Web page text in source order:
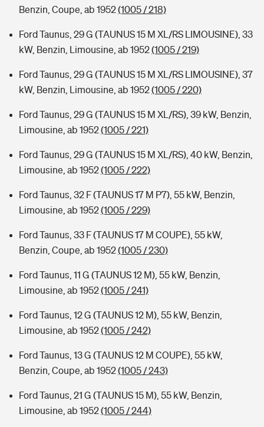
Benzin, Coupe, ab 1952(1005 / 218)
Ford Taunus, 29 G (TAUNUS 15 M XL/RS LIMOUSINE), 33
kW, Benzin, Limousine, ab 1952(1005 / 219)
Ford Taunus, 29 G (TAUNUS 15 M XL/RS LIMOUSINE), 37
kW, Benzin, Limousine, ab 1952(1005 / 220)
Ford Taunus, 29 G (TAUNUS 15 M XL/RS), 39 kW, Benzin,
Limousine, ab 1952(1005 / 221)
Ford Taunus, 29 G (TAUNUS 15 M XL/RS), 40 kW, Benzin,
Limousine, ab 1952(1005 / 222)
Ford Taunus, 32 F (TAUNUS 17 M P7), 55 kW, Benzin,
Limousine, ab 1952(1005 / 229)
Ford Taunus, 33 F (TAUNUS 17 M COUPE), 55 kW,
Benzin, Coupe, ab 1952(1005 / 230)
Ford Taunus, 11 G (TAUNUS 12 M), 55 kW, Benzin,
Limousine, ab 1952(1005 / 241)
Ford Taunus, 12 G (TAUNUS 12 M), 55 kW, Benzin,
Limousine, ab 1952(1005 / 242)
Ford Taunus, 13 G (TAUNUS 12 M COUPE), 55 kW,
Benzin, Coupe, ab 1952(1005 / 243)
Ford Taunus, 21 G (TAUNUS 15 M), 55 kW, Benzin,
Limousine, ab 1952(1005 / 244)